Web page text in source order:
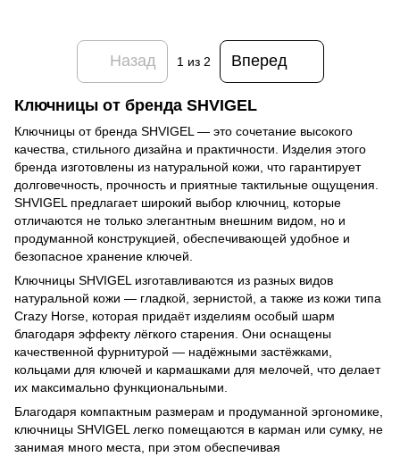
Назад 1 из 2 Вперед
Ключницы от бренда SHVIGEL
Ключницы от бренда SHVIGEL — это сочетание высокого
качества, стильного дизайна и практичности. Изделия этого
бренда изготовлены из натуральной кожи, что гарантирует
долговечность, прочность и приятные тактильные ощущения.
SHVIGEL предлагает широкий выбор ключниц, которые
отличаются не только элегантным внешним видом, но и
продуманной конструкцией, обеспечивающей удобное и
безопасное хранение ключей.
Ключницы SHVIGEL изготавливаются из разных видов
натуральной кожи — гладкой, зернистой, а также из кожи типа
Crazy Horse, которая придаёт изделиям особый шарм
благодаря эффекту лёгкого старения. Они оснащены
качественной фурнитурой — надёжными застёжками,
кольцами для ключей и кармашками для мелочей, что делает
их максимально функциональными.
Благодаря компактным размерам и продуманной эргономике,
ключницы SHVIGEL легко помещаются в карман или сумку, не
занимая много места, при этом обеспечивая